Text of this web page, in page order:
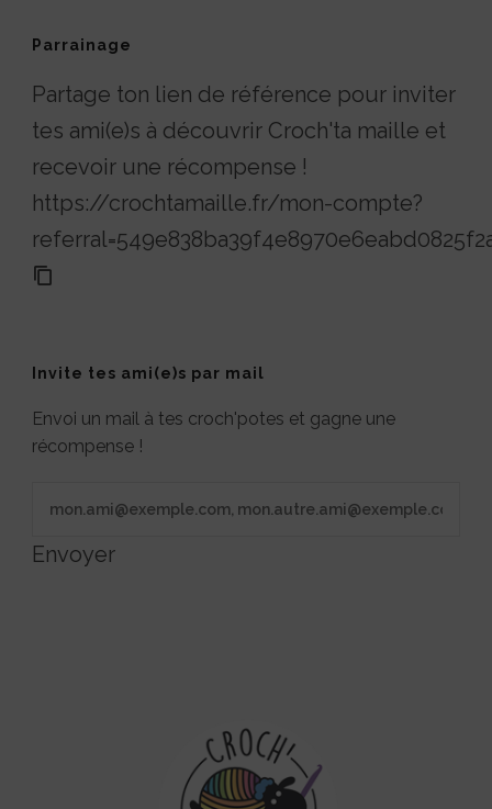
Parrainage
Partage ton lien de référence pour inviter
tes ami(e)s à découvrir Croch'ta maille et
recevoir une récompense !
https://crochtamaille.fr/mon-compte?
Invite tes ami(e)s par mail
Envoi un mail à tes croch'potes et gagne une
récompense !
Envoyer